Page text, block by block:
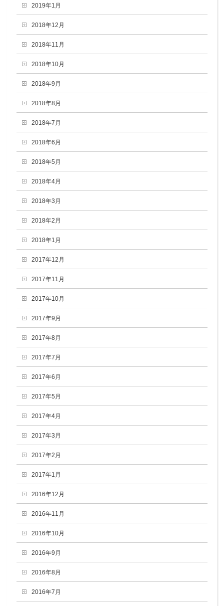
2019年1月
2018年12月
2018年11月
2018年10月
2018年9月
2018年8月
2018年7月
2018年6月
2018年5月
2018年4月
2018年3月
2018年2月
2018年1月
2017年12月
2017年11月
2017年10月
2017年9月
2017年8月
2017年7月
2017年6月
2017年5月
2017年4月
2017年3月
2017年2月
2017年1月
2016年12月
2016年11月
2016年10月
2016年9月
2016年8月
2016年7月